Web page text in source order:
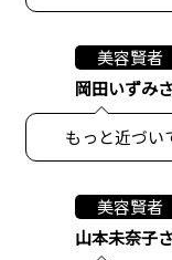
美容賢者
岡田いずみ
もっと近づい
美容賢者
山本未奈子